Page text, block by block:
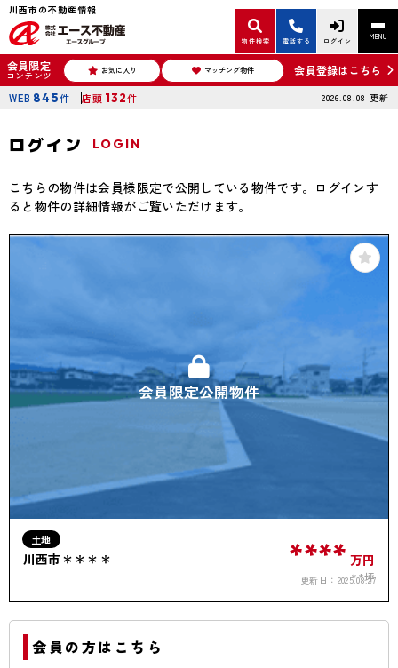
川西市の不動産情報
物件検索 電話する ログイン MENU
会員限定
コンテンツ お気に入り マッチング物件 会員登録はこちら
WEB 845件 店頭 132件 2026.08.08 更新
ログイン LOGIN
こちらの物件は会員様限定で公開している物件です。ログインす
ると物件の詳細情報がご覧いただけます。
会員限定公開物件
土地
川西市＊＊＊＊ **** 万円
**坪
更新日： 2025.08.27
会員の方はこちら